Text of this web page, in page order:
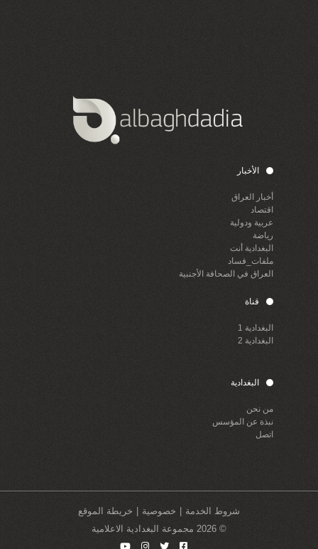
الأخبار
أخبار العراق
اقتصاد
عربية ودولية
رياضة
البغدادية أنت
ملفات_فساد
العراق في الصحافة الأجنبية
قناة
البغدادية 1
البغدادية 2
البغدادية
من نحن
نبذة عن المؤسس
اتصل
شروط الخدمة خصوصية
خريطة الموقع
© 2026 مجموعة البغدادية الاعلامية